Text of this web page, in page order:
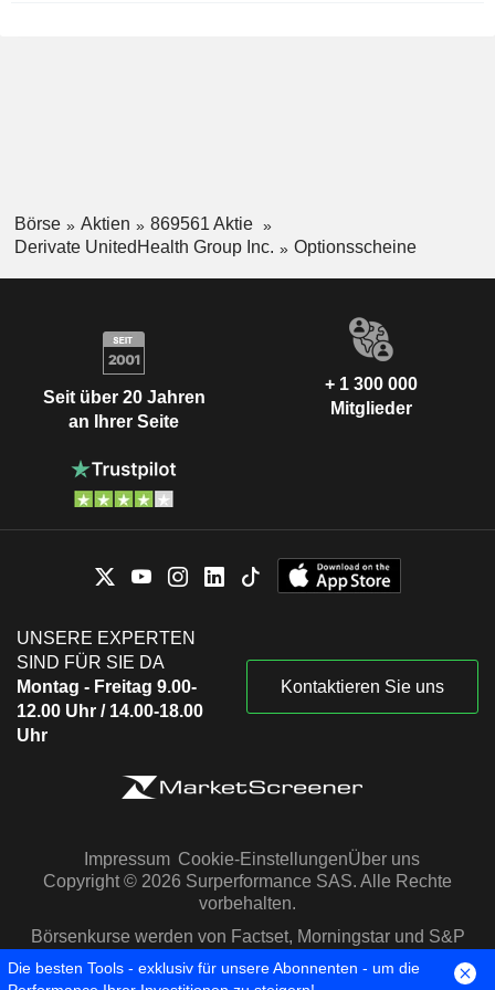
Börse Aktien
869561 Aktie
Derivate UnitedHealth Group Inc.
Optionsscheine
Seit über 20 Jahren
an Ihrer Seite
+ 1 300 000
Mitglieder
UNSERE EXPERTEN
SIND FÜR SIE DA
Montag - Freitag 9.00-
12.00 Uhr / 14.00-18.00
Uhr
Kontaktieren Sie uns
Impressum Cookie-EinstellungenÜber uns
Copyright © 2026 Surperformance SAS. Alle Rechte
vorbehalten.
Börsenkurse werden von Factset, Morningstar und S&P
Capital IQ zur Verfügung gestellt
Die besten Tools - exklusiv für unsere Abonnenten - um die